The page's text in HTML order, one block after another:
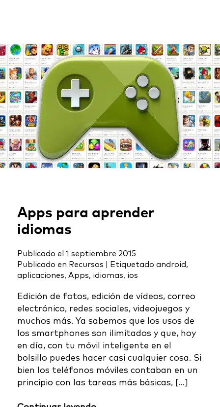
Apps para aprender
idiomas
Publicado el 1 septiembre 2015
Publicado en Recursos Etiquetado android,
aplicaciones, Apps, idiomas, ios
Edición de fotos, edición de vídeos, correo
electrónico, redes sociales, videojuegos y
muchos más. Ya sabemos que los usos de
los smartphones son ilimitados y que, hoy
en día, con tu móvil inteligente en el
bolsillo puedes hacer casi cualquier cosa. Si
bien los teléfonos móviles contaban en un
principio con las tareas más básicas, […]